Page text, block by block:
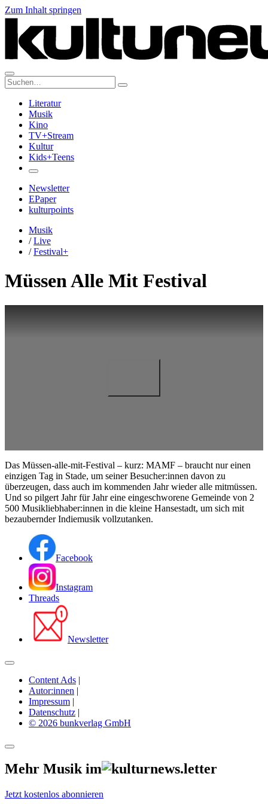
Zum Inhalt springen
Suche:
Literatur
Musik
Kino
TV+Stream
Kultur
Kids+Teens
Newsletter
EPaper
kulturpoints
Musik
/Live
/Festival+
Müssen Alle Mit Festival
Das Müssen-alle-mit-Festival – kurz: MAMF – braucht nur einen
einzigen Tag in Stade, um seiner Besucher:innen davon zu
überzeugen, dass auch im kommenden Jahr wieder alle mitmüssen.
Und so pilgert Jahr für Jahr eine eingeschworene Gemeinde von 2
500 Musikliebhaber:innen in die kleine Hansestadt, um sich mit
bezaubernder Indiemusik vollzutanken.
Facebook
Instagram
Threads
Newsletter
Content Ads |
Autor:innen |
Impressum |
Datenschutz |
© 2026 bunkverlag GmbH
Mehr Musik im
Jetzt kostenlos abonnieren